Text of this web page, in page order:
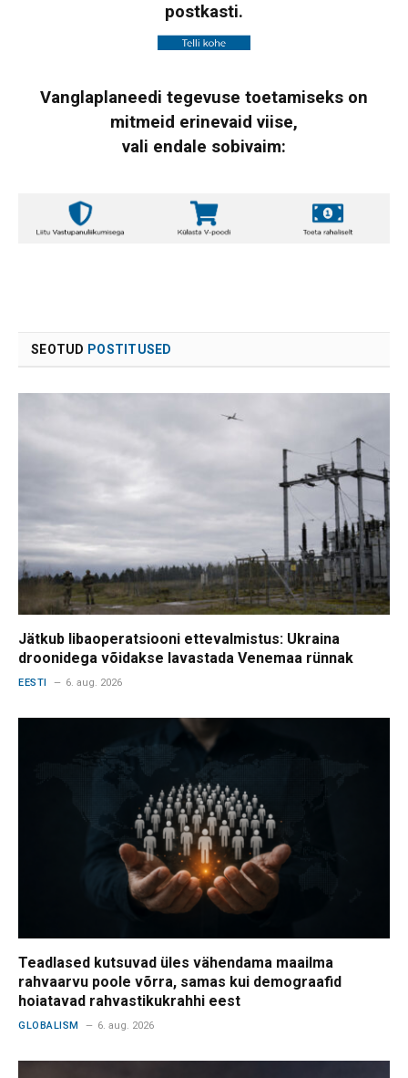
postkasti.
Vanglaplaneedi tegevuse toetamiseks on
mitmeid erinevaid viise,
vali endale sobivaim:
SEOTUD POSTITUSED
Jätkub libaoperatsiooni ettevalmistus: Ukraina
droonidega võidakse lavastada Venemaa rünnak
EESTI 6. aug. 2026
Teadlased kutsuvad üles vähendama maailma
rahvaarvu poole võrra, samas kui demograafid
hoiatavad rahvastikukrahhi eest
GLOBALISM 6. aug. 2026